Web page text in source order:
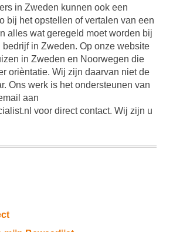
in Zweden kunnen ook een
bij het opstellen of vertalen van een
alles wat geregeld moet worden bij
bedrijf in Zweden. Op onze website
in Zweden en Noorwegen die
orièntatie. Wij zijn daarvan niet de
Ons werk is het ondersteunen van
aan
voor direct contact. Wij zijn u